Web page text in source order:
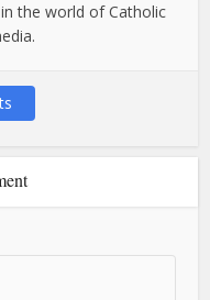
the world of Catholic